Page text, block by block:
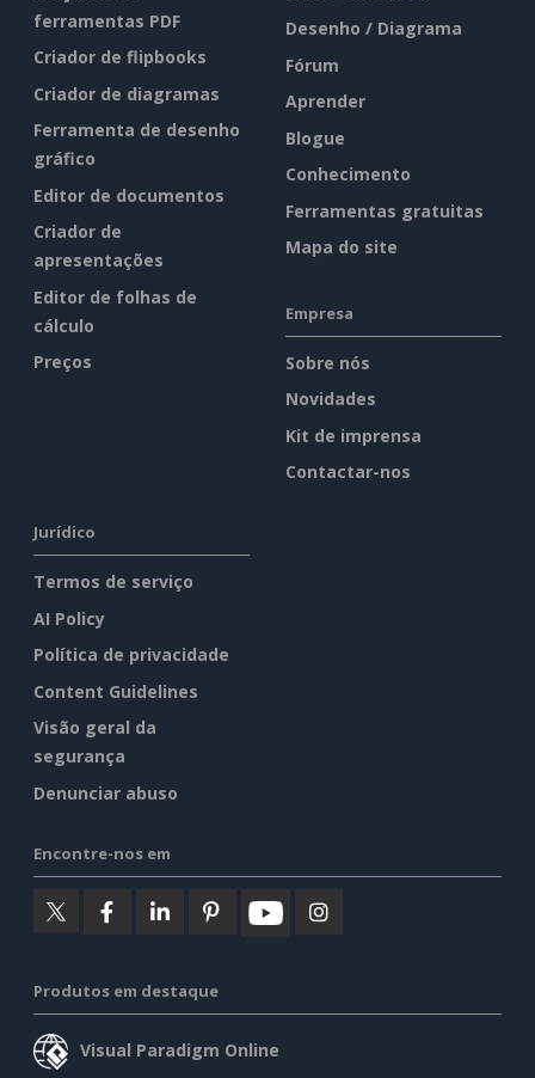
ferramentas PDF
Criador de flipbooks
Criador de diagramas
Ferramenta de desenho
gráfico
Editor de documentos
Criador de
apresentações
Editor de folhas de
cálculo
Preços
Desenho / Diagrama
Fórum
Aprender
Blogue
Conhecimento
Ferramentas gratuitas
Mapa do site
Empresa
Sobre nós
Novidades
Kit de imprensa
Contactar-nos
Jurídico
Termos de serviço
AI Policy
Política de privacidade
Content Guidelines
Visão geral da
segurança
Denunciar abuso
Encontre-nos em
Produtos em destaque
Visual Paradigm Online